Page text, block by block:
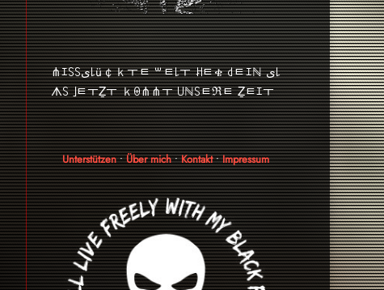
⋔ｴ꒚꒚ﻯ꒒ü￠ｋￓﾼ ꒳ﾼ꒒ￓ ꎧﾼቄ ꒯ﾼｴℕ ﻯ꒒
ᗑ꒚ ｣ﾼￓẔￓ ｋꑙ⋔⋔ￓ ꒤ℕ꒚ﾼℜﾼ Ẕﾼｴￓ
Unterstützen•Über mich•Kontakt•Impressum